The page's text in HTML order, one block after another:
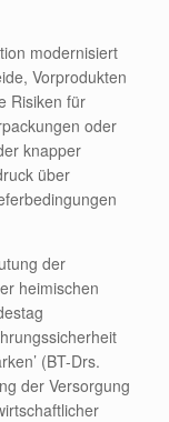
modernisiert
Vorprodukten
Risiken für
oder
knapper
über
der
heimischen
(BT-Drs.
der Versorgung